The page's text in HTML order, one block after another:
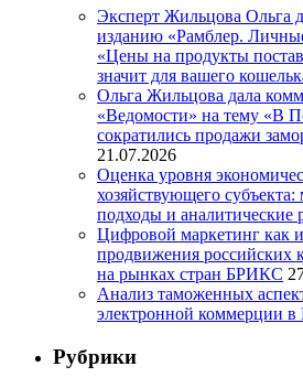
Эксперт Жильцова Ольга
изданию «Рамблер.
«Цены на продукты
значит для вашего
Ольга Жильцова дала
«Ведомости» на тему «В
сократились продажи
21.07.2026
Оценка уровня
хозяйствующего субъекта:
подходы и аналитические
Цифровой маркетинг как
продвижения российских
на рынках стран БРИКС
Анализ таможенных
электронной коммерции в
Рубрики